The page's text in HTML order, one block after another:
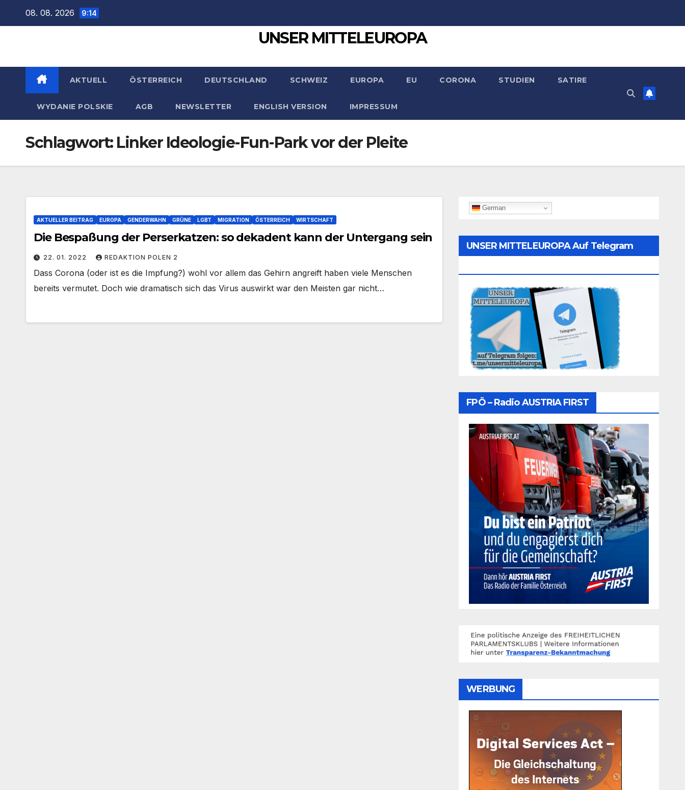
08. 08. 2026 9:14
UNSER MITTELEUROPA
AKTUELL ÖSTERREICH DEUTSCHLAND SCHWEIZ EUROPA EU CORONA STUDIEN SATIRE
WYDANIE POLSKIE AGB NEWSLETTER ENGLISH VERSION IMPRESSUM
Schlagwort: Linker Ideologie-Fun-Park vor der Pleite
AKTUELLER BEITRAG EUROPA GENDERWAHN GRÜNE LGBT MIGRATION ÖSTERREICH WIRTSCHAFT
Die Bespaßung der Perserkatzen: so dekadent kann der Untergang sein
22. 01. 2022 REDAKTION POLEN 2
Dass Corona (oder ist es die Impfung?) wohl vor allem das Gehirn angreift haben viele Menschen
bereits vermutet. Doch wie dramatisch sich das Virus auswirkt war den Meisten gar nicht…
German
UNSER MITTELEUROPA Auf Telegram
FPÖ – Radio AUSTRIA FIRST
WERBUNG